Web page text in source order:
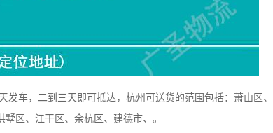
车，二到三天即可抵达，杭州可送货的范围包括：萧山区、
区、江干区、余杭区、建德市、。